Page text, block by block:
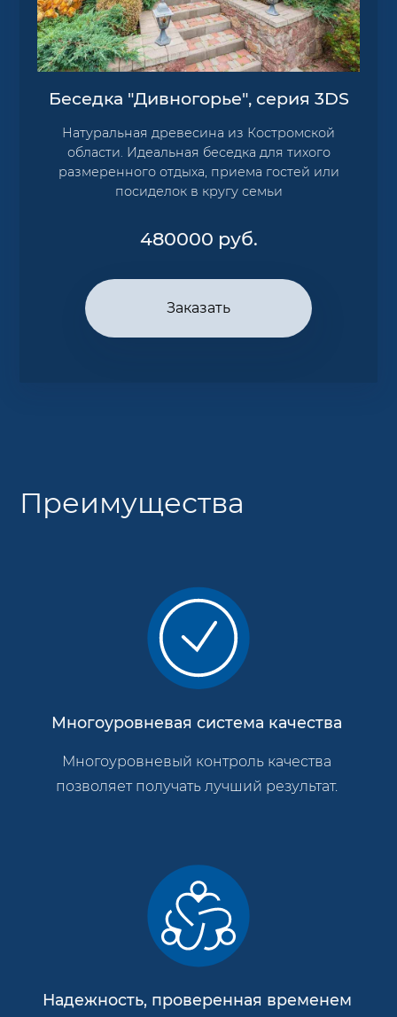
Беседка "Дивногорье", серия 3DS
Натуральная древесина из Костромской
области. Идеальная беседка для тихого
размеренного отдыха, приема гостей или
посиделок в кругу семьи
480000 руб.
Заказать
Преимущества
Многоуровневая система качества
Многоуровневый контроль качества
позволяет получать лучший результат.
Надежность, проверенная временем